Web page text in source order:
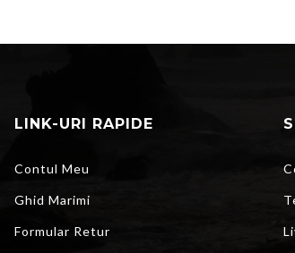
LINK-URI RAPIDE
Contul Meu
Ghid Marimi
Formular Retur